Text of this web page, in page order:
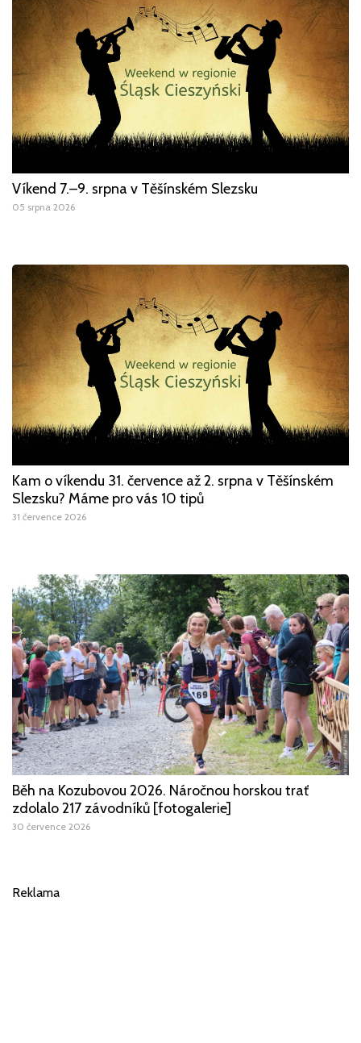
Víkend 7.–9. srpna v Těšínském Slezsku
05 srpna 2026
Kam o víkendu 31. července až 2. srpna v Těšínském
Slezsku? Máme pro vás 10 tipů
31 července 2026
Běh na Kozubovou 2026. Náročnou horskou trať
zdolalo 217 závodníků [fotogalerie]
30 července 2026
Reklama